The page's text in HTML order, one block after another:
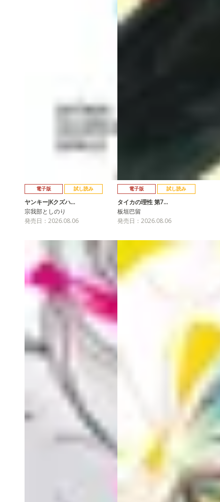
電子版 試し読み
ヤンキーJKクズハ…
宗我部としのり
発売日：2026.08.06
電子版 試し読み
タイカの理性 第7…
板垣巴留
発売日：2026.08.06